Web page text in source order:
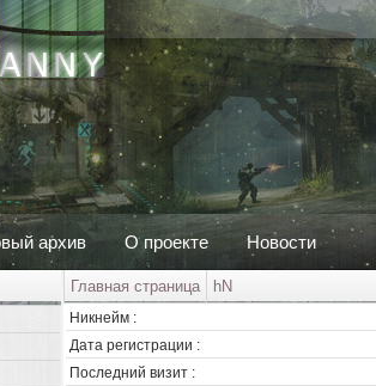
архив О проекте Новости
Главная страница hN
Никнейм :
Дата регистрации :
Последний визит :